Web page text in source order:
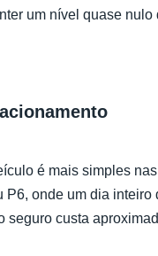
um nível quase nulo
é mais simples
P6, onde um dia inteiro
seguro custa